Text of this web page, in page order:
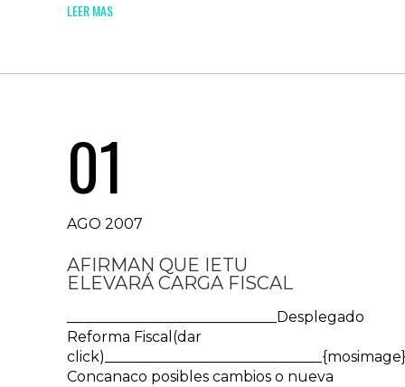
LEER MAS
01
AGO 2007
AFIRMAN QUE IETU
ELEVARÁ CARGA FISCAL
_____________________________Desplegado
Reforma Fiscal(dar
Concanaco posibles cambios o nueva